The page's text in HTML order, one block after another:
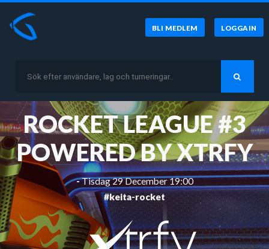
BLI MEDLEM LOGGA IN
ROCKET LEAGUE #3
POWERED BY XTRFY
-Tisdag 29 December 19:00
#keita-rocket